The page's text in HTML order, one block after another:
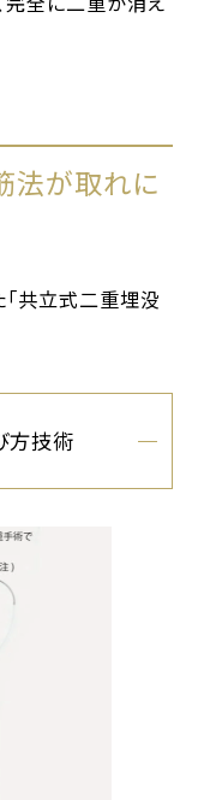
法が取れに
共立式二重埋没
方技術